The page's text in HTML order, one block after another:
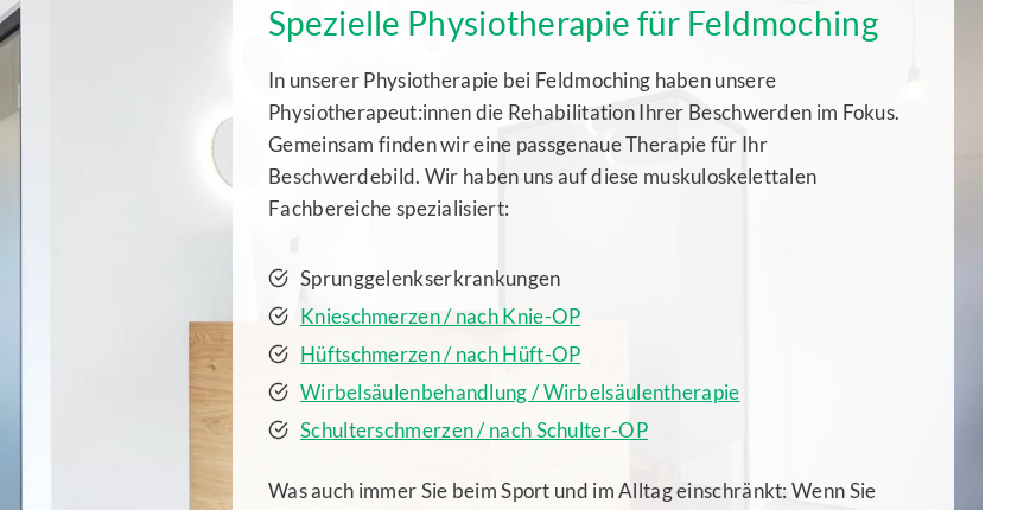
Spezielle Physiotherapie für Feldmoching
In unserer Physiotherapie bei Feldmoching haben unsere
Physiotherapeut:innen die Rehabilitation Ihrer Beschwerden im Fokus.
Gemeinsam finden wir eine passgenaue Therapie für Ihr
Beschwerdebild. Wir haben uns auf diese muskuloskelettalen
Fachbereiche spezialisiert:
Sprunggelenkserkrankungen
Knieschmerzen / nach Knie-OP
Hüftschmerzen / nach Hüft-OP
Wirbelsäulenbehandlung / Wirbelsäulentherapie
Schulterschmerzen / nach Schulter-OP
Was auch immer Sie beim Sport und im Alltag einschränkt: Wenn Sie